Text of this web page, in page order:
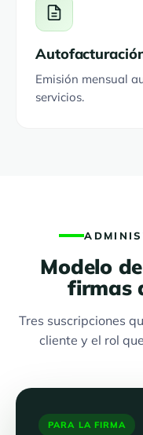
Emisión mensual
servicios.
Modelo
firmas
Tres suscripciones
cliente y el rol
PARA LA FIRMA